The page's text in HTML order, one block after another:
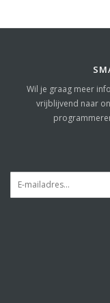
Wil je graag meer
vrijblijvend naar